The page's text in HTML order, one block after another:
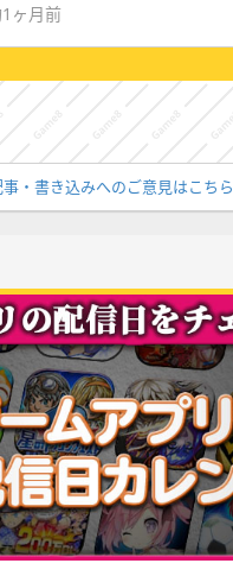
ヶ月前
・書き込みへのご意見はこちら